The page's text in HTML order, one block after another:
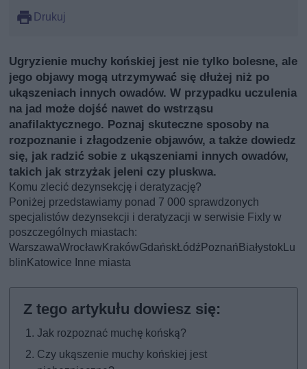
Drukuj
Ugryzienie muchy końskiej jest nie tylko bolesne, ale
jego objawy mogą utrzymywać się dłużej niż po
ukąszeniach innych owadów. W przypadku uczulenia
na jad może dojść nawet do wstrząsu
anafilaktycznego. Poznaj skuteczne sposoby na
rozpoznanie i złagodzenie objawów, a także dowiedz
się, jak radzić sobie z ukąszeniami innych owadów,
takich jak strzyżak jeleni czy pluskwa.
Komu zlecić dezynsekcję i deratyzację?
Poniżej przedstawiamy ponad 7 000 sprawdzonych
specjalistów dezynsekcji i deratyzacji w serwisie Fixly w
poszczególnych miastach:
WarszawaWrocławKrakówGdańskŁódźPoznańBiałystokLu
blinKatowice Inne miasta
Jak rozpoznać muchę końską?
Czy ukąszenie muchy końskiej jest